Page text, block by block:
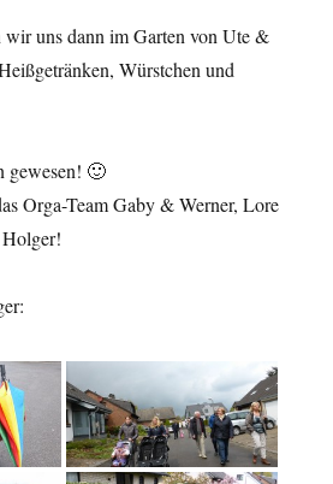
wir uns dann im Garten von Ute &
Würstchen und
gewesen! 🙂
Orga-Team Gaby & Werner, Lore